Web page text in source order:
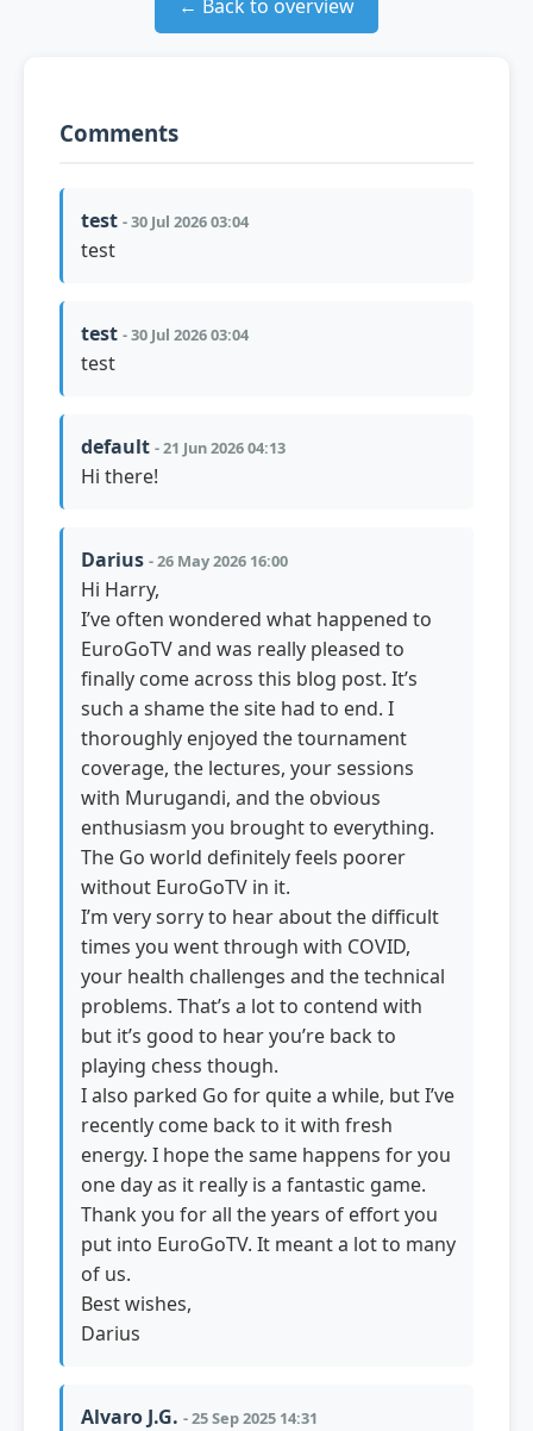
← Back to overview
Comments
test - 30 Jul 2026 03:04
test
test - 30 Jul 2026 03:04
test
default - 21 Jun 2026 04:13
Hi there!
Darius - 26 May 2026 16:00
Hi Harry,
I’ve often wondered what happened to
EuroGoTV and was really pleased to
finally come across this blog post. It’s
such a shame the site had to end. I
thoroughly enjoyed the tournament
coverage, the lectures, your sessions
with Murugandi, and the obvious
enthusiasm you brought to everything.
The Go world definitely feels poorer
without EuroGoTV in it.
I’m very sorry to hear about the difficult
times you went through with COVID,
your health challenges and the technical
problems. That’s a lot to contend with
but it’s good to hear you’re back to
playing chess though.
I also parked Go for quite a while, but I’ve
recently come back to it with fresh
energy. I hope the same happens for you
one day as it really is a fantastic game.
Thank you for all the years of effort you
put into EuroGoTV. It meant a lot to many
of us.
Best wishes,
Darius
Alvaro J.G. - 25 Sep 2025 14:31